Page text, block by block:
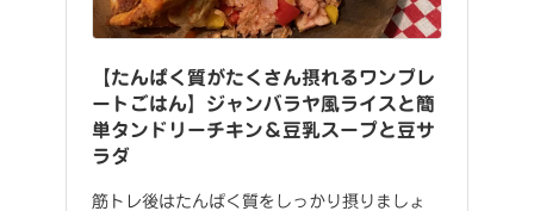
【たんぱく質がたくさん摂れるワンプレ
ートごはん】ジャンバラヤ風ライスと簡
単タンドリーチキン＆豆乳スープと豆サ
ラダ
筋トレ後はたんぱく質をしっかり摂りましょ